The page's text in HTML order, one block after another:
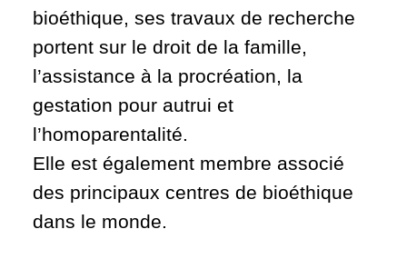
bioéthique, ses travaux de recherche
portent sur le droit de la famille,
l’assistance à la procréation, la
gestation pour autrui et
l’homoparentalité.
Elle est également membre associé
des principaux centres de bioéthique
dans le monde.